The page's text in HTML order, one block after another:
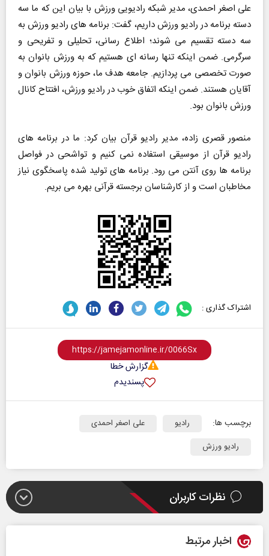
علی اصغر احمدی، مدیر شبکه رادیویی ورزش با بیان این که ما سه
دسته برنامه در رادیو ورزش داریم، گفت: برنامه های رادیو ورزش به
سه دسته تقسیم می شوند؛ اطلاع رسانی، تحلیلی و تفریحی و
سرگرمی. ضمن اینکه تنها رسانه ای هستیم که به ورزش بانوان به
صورت تخصصی می پردازیم. جامعه هدف ما، حوزه ورزش بانوان و
آقایان هستند. ضمن اینکه اتفاق خوب در رادیو ورزش، افتتاح کانال
ورزش بانوان بود.
منصور قصری زاده، مدیر رادیو قرآن بیان کرد: ما در برنامه های
رادیو قرآن از موسیقی استفاده نمی کنیم و تواشحی در فواصل
برنامه ها روی آنتن می رود. برنامه های تولید شده پاسخگوی نیاز
مخاطبان است و از کارشناسان برجسته قرآنی بهره می بریم.
اشتراک گذاری :
گزارش خطا
پسندیدم
برچسب ها: رادیو
علی اصغر احمدی
رادیو ورزش
نظرات کاربران
اخبار مرتبط